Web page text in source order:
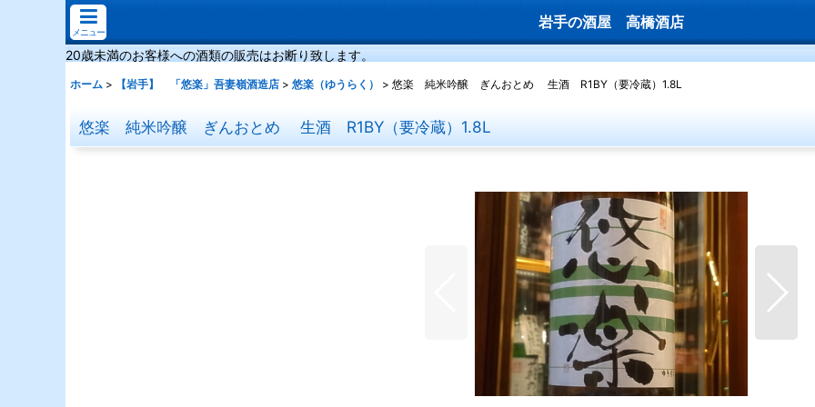
メニュー
岩手の酒屋 高橋酒店
20歳未満のお客様への酒類の販売はお断り致します。
ホーム > 【岩手】 「悠楽」吾妻嶺酒造店 > 悠楽（ゆうらく） > 悠楽 純米吟醸 ぎんおとめ 生酒 R1BY（要冷蔵）1.8L
悠楽 純米吟醸 ぎんおとめ 生酒 R1BY（要冷蔵）1.8L